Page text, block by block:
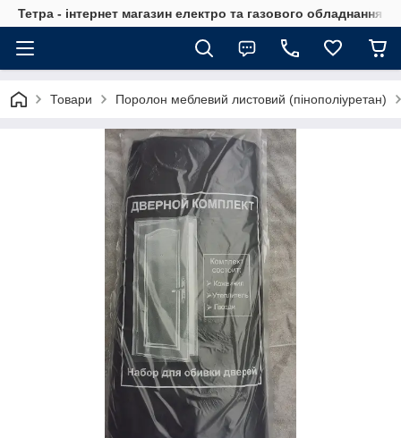
Тетра - інтернет магазин електро та газового обладнання,
Товари Поролон меблевий листовий (пінополіуретан)